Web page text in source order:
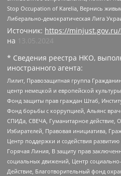
Stop Occupation of Karelia, Вернись
Либерально-демократическая Лига
Источник: https://
на
13.05.2024
* Сведения реестра НКО,
иностранного агента:
Лилит, Правозащитная группа
центр немецкой и европейской
Фонд защиты прав граждан Штаб,
Фонд борьбы с коррупцией, Альянс
СПИДа, СВЕЧА, Гуманитарное действие,
Избирателей, Правовая инициатива,
Центр поддержки и содействия
Горячая Линия, В защиту прав
социальных движений, Центр
Действие, Благотворительный фонд